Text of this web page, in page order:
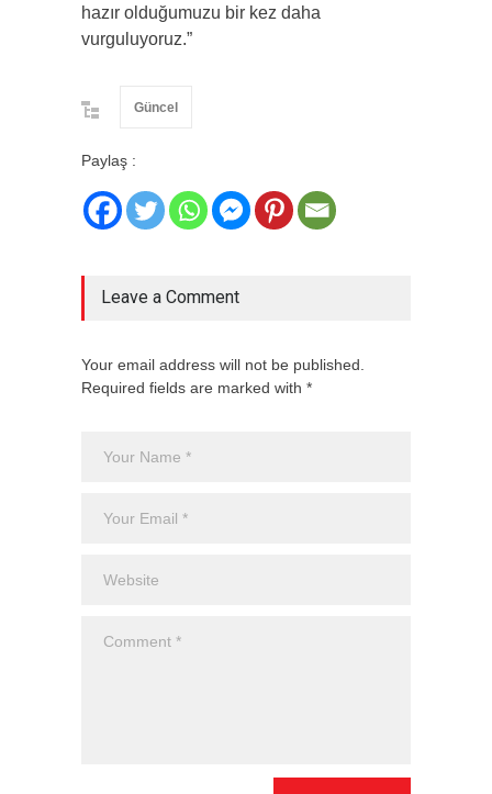
hazır olduğumuzu bir kez daha
vurguluyoruz.”
Güncel
Paylaş :
Leave a Comment
Your email address will not be published.
Required fields are marked with *